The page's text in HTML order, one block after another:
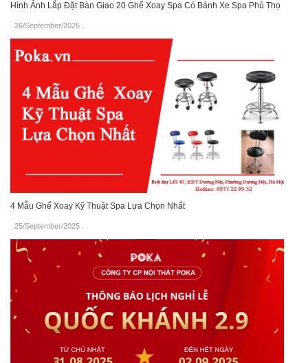
Hình Ảnh Lắp Đặt Bàn Giao 20 Ghế Xoay Spa Có Bánh Xe Spa Phú Thọ
26/September/2025 .
4 Mẫu Ghế Xoay Kỹ Thuật Spa Lựa Chọn Nhất
25/September/2025